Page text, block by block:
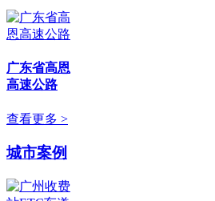
广东省高恩
高速公路
查看更多 >
城市案例